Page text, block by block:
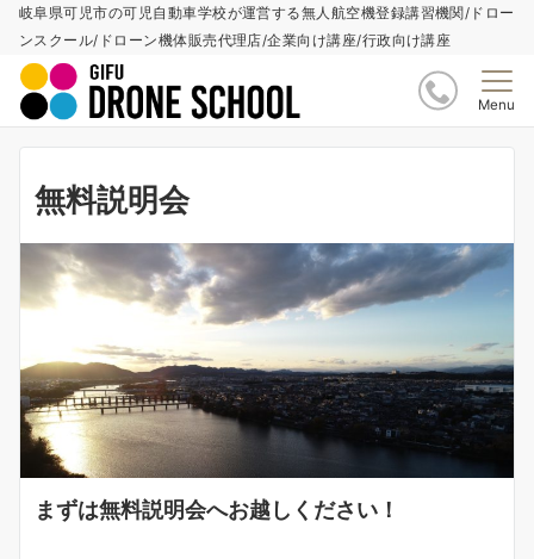
岐阜県可児市の可児自動車学校が運営する無人航空機登録講習機関/ドロー
ンスクール/ドローン機体販売代理店/企業向け講座/行政向け講座
Menu
無料説明会
まずは無料説明会へお越しください！